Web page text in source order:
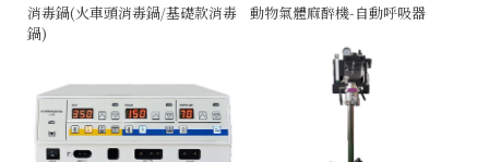
消毒鍋(火車頭消毒鍋/基礎款消毒
鍋)
動物氣體麻醉機-自動呼吸器